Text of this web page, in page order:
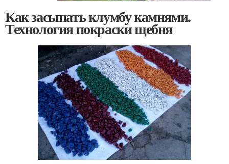
Как засыпать клумбу камнями.
Технология покраски щебня